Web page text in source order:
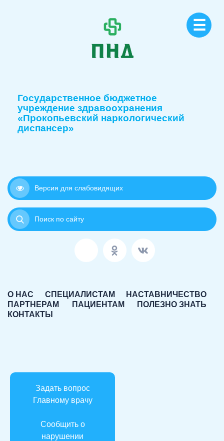
☰
Государственное бюджетное
учреждение здравоохранения
«Прокопьевский наркологический
диспансер»
Версия для слабовидящих
Поиск по сайту
О НАС СПЕЦИАЛИСТАМ
НАСТАВНИЧЕСТВО
ПАРТНЕРАМ
ПАЦИЕНТАМ
ПОЛЕЗНО ЗНАТЬ
КОНТАКТЫ
Задать вопрос
Главному врачу
Сообщить о
нарушении